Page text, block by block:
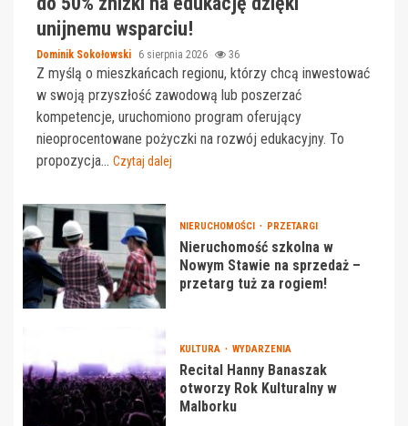
unijnemu wsparciu!
Dominik Sokołowski 6 sierpnia 2026 36
Z myślą o mieszkańcach regionu, którzy chcą inwestować
w swoją przyszłość zawodową lub poszerzać
kompetencje, uruchomiono program oferujący
nieoprocentowane pożyczki na rozwój edukacyjny. To
propozycja... Czytaj dalej
NIERUCHOMOŚCI PRZETARGI
Nieruchomość szkolna w
Nowym Stawie na sprzedaż –
przetarg tuż za rogiem!
KULTURA WYDARZENIA
Recital Hanny Banaszak
otworzy Rok Kulturalny w
Malborku